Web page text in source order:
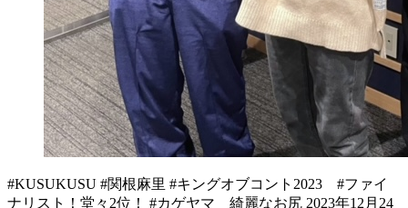
#KUSUKUSU #関根麻里 #キングオブコント2023 #ファイ
ナリスト！堂々2位！ #カゲヤマ 綺麗なお尻 2023年12月24